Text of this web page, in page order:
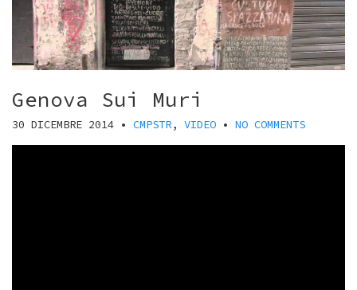
Genova Sui Muri
30 DICEMBRE 2014 • CMPSTR, VIDEO • NO COMMENTS